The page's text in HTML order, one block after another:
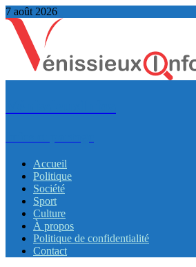
7 août 2026
Accueil
Politique
Société
Sport
Culture
À propos
Politique de confidentialité
Contact